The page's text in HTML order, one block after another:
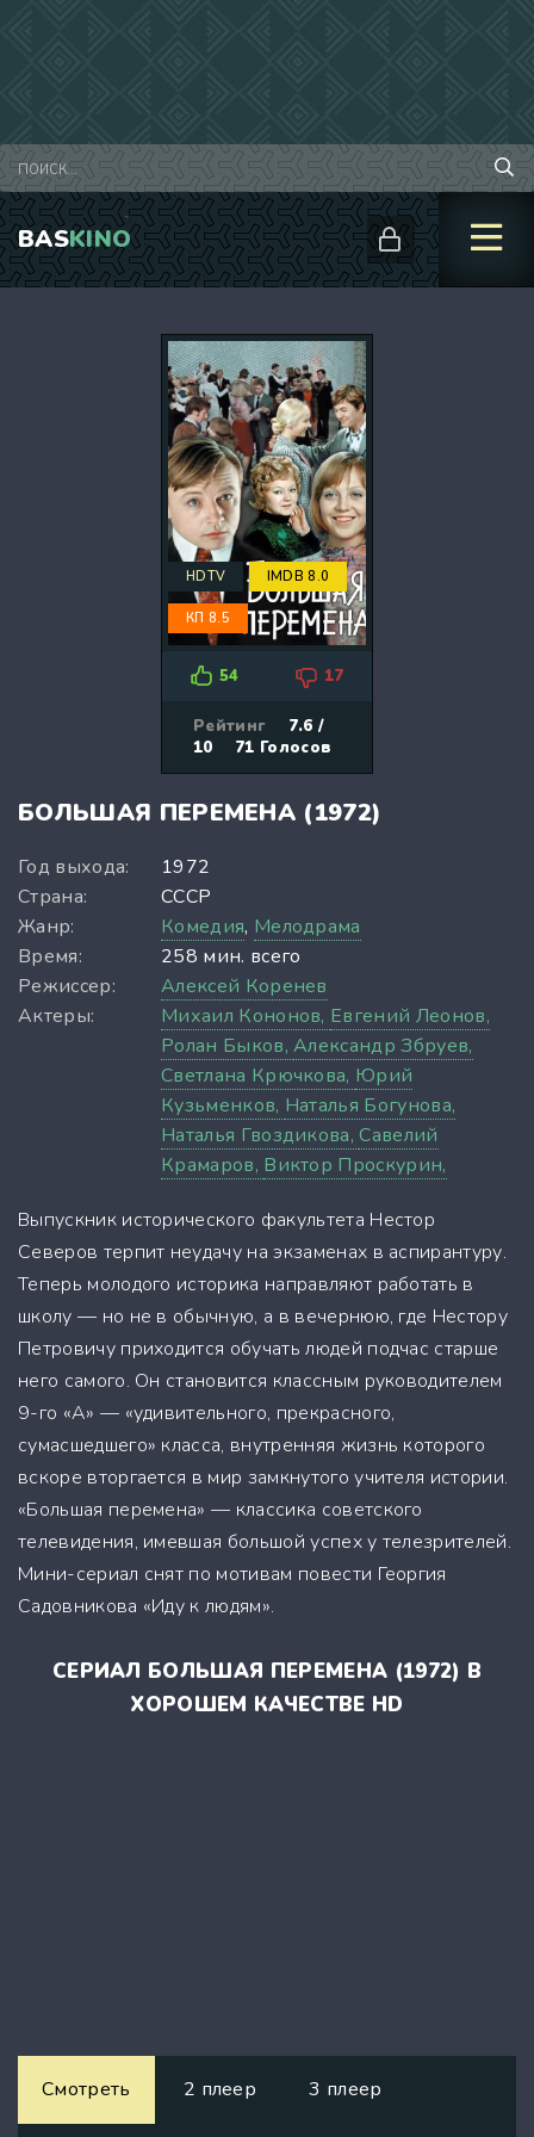
BASKINO
HDTV IMDB 8.0
КП 8.5
54 17
Рейтинг
7.6 /
10
71 Голосов
БОЛЬШАЯ ПЕРЕМЕНА (1972)
Год выхода:
1972
Страна:
СССР
Жанр:
Комедия, Мелодрама
Время:
258 мин. всего
Режиссер:
Алексей Коренев
Актеры:
Михаил Кононов, Евгений Леонов,
Ролан Быков,Александр Збруев,
Светлана Крючкова, Юрий
Кузьменков, Наталья Богунова,
Наталья Гвоздикова,Савелий
Крамаров, Виктор Проскурин,
Выпускник исторического факультета Нестор
Северов терпит неудачу на экзаменах в аспирантуру.
Теперь молодого историка направляют работать в
школу — но не в обычную, а в вечернюю, где Нестору
Петровичу приходится обучать людей подчас старше
него самого. Он становится классным руководителем
9-го «A» — «удивительного, прекрасного,
сумасшедшего» класса, внутренняя жизнь которого
вскоре вторгается в мир замкнутого учителя истории.
«Большая перемена» — классика советского
телевидения, имевшая большой успех у телезрителей.
Мини-сериал снят по мотивам повести Георгия
Садовникова «Иду к людям».
СЕРИАЛ БОЛЬШАЯ ПЕРЕМЕНА (1972) В
ХОРОШЕМ КАЧЕСТВЕ HD
Смотреть 2 плеер 3 плеер